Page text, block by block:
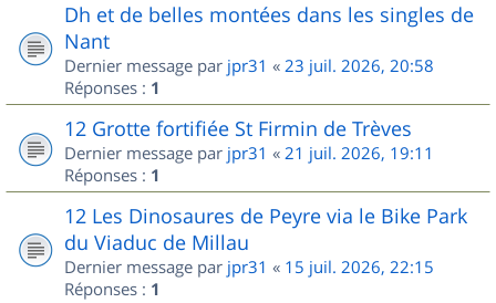
Dh et de belles montées dans les singles de
Nant
Dernier message par jpr31 « 23 juil. 2026, 20:58
Réponses : 1
12 Grotte fortifiée St Firmin de Trèves
Dernier message par jpr31 « 21 juil. 2026, 19:11
Réponses : 1
12 Les Dinosaures de Peyre via le Bike Park
du Viaduc de Millau
Dernier message par jpr31 « 15 juil. 2026, 22:15
Réponses : 1